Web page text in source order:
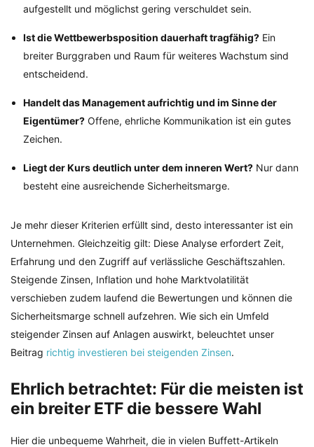
aufgestellt und möglichst gering verschuldet sein.
Ist die Wettbewerbsposition dauerhaft tragfähig? Ein
breiter Burggraben und Raum für weiteres Wachstum sind
entscheidend.
Handelt das Management aufrichtig und im Sinne der
Eigentümer? Offene, ehrliche Kommunikation ist ein gutes
Zeichen.
Liegt der Kurs deutlich unter dem inneren Wert? Nur dann
besteht eine ausreichende Sicherheitsmarge.
Je mehr dieser Kriterien erfüllt sind, desto interessanter ist ein
Unternehmen. Gleichzeitig gilt: Diese Analyse erfordert Zeit,
Erfahrung und den Zugriff auf verlässliche Geschäftszahlen.
Steigende Zinsen, Inflation und hohe Marktvolatilität
verschieben zudem laufend die Bewertungen und können die
Sicherheitsmarge schnell aufzehren. Wie sich ein Umfeld
steigender Zinsen auf Anlagen auswirkt, beleuchtet unser
Beitrag richtig investieren bei steigenden Zinsen.
Ehrlich betrachtet: Für die meisten ist
ein breiter ETF die bessere Wahl
Hier die unbequeme Wahrheit, die in vielen Buffett-Artikeln